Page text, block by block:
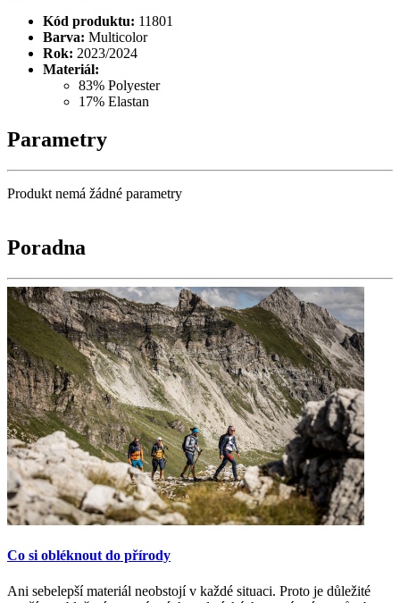
Kód produktu: 11801
Barva: Multicolor
Rok: 2023/2024
Materiál:
83% Polyester
17% Elastan
Parametry
Produkt nemá žádné parametry
Poradna
Co si obléknout do přírody
Ani sebelepší materiál neobstojí v každé situaci. Proto je důležité